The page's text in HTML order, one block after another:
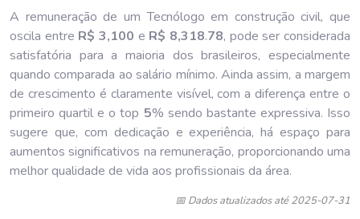
A remuneração de um Tecnólogo em construção civil, que
oscila entre R$ 3,100 e R$ 8,318.78, pode ser considerada
satisfatória para a maioria dos brasileiros, especialmente
quando comparada ao salário mínimo. Ainda assim, a margem
de crescimento é claramente visível, com a diferença entre o
primeiro quartil e o top 5% sendo bastante expressiva. Isso
sugere que, com dedicação e experiência, há espaço para
aumentos significativos na remuneração, proporcionando uma
melhor qualidade de vida aos profissionais da área.
📅 Dados atualizados até 2025-07-31